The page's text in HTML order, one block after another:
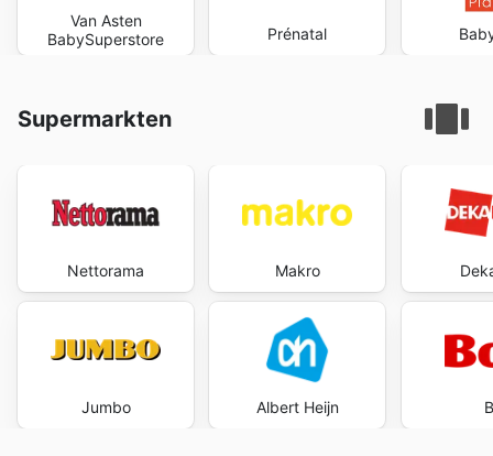
Van Asten
BabySuperstore
Prénatal
Supermarkten
Nettorama
Jumbo
Makro
Albert Heijn